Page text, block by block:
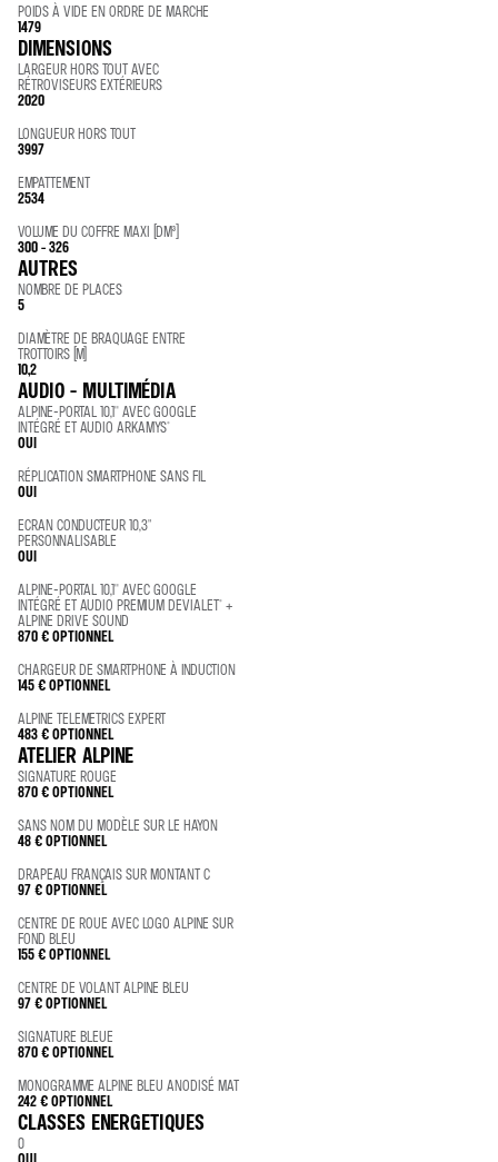
POIDS À VIDE EN ORDRE DE MARCHE
1479
DIMENSIONS
LARGEUR HORS TOUT AVEC
RÉTROVISEURS EXTÉRIEURS
2020
LONGUEUR HORS TOUT
3997
EMPATTEMENT
2534
VOLUME DU COFFRE MAXI (DM³)
300 - 326
AUTRES
NOMBRE DE PLACES
5
DIAMÈTRE DE BRAQUAGE ENTRE
TROTTOIRS (M)
10,2
AUDIO - MULTIMÉDIA
ALPINE-PORTAL 10,1'' AVEC GOOGLE
INTÉGRÉ ET AUDIO ARKAMYS®
OUI
RÉPLICATION SMARTPHONE SANS FIL
OUI
ECRAN CONDUCTEUR 10,3"
PERSONNALISABLE
OUI
ALPINE-PORTAL 10,1'' AVEC GOOGLE
INTÉGRÉ ET AUDIO PREMIUM DEVIALET® +
ALPINE DRIVE SOUND
870 €OPTIONNEL
CHARGEUR DE SMARTPHONE À INDUCTION
145 €OPTIONNEL
ALPINE TELEMETRICS EXPERT
483 €OPTIONNEL
ATELIER ALPINE
SIGNATURE ROUGE
870 €OPTIONNEL
SANS NOM DU MODÈLE SUR LE HAYON
48 €OPTIONNEL
DRAPEAU FRANÇAIS SUR MONTANT C
97 €OPTIONNEL
CENTRE DE ROUE AVEC LOGO ALPINE SUR
FOND BLEU
155 €OPTIONNEL
CENTRE DE VOLANT ALPINE BLEU
97 €OPTIONNEL
SIGNATURE BLEUE
870 €OPTIONNEL
MONOGRAMME ALPINE BLEU ANODISÉ MAT
242 €OPTIONNEL
CLASSES ENERGETIQUES
0